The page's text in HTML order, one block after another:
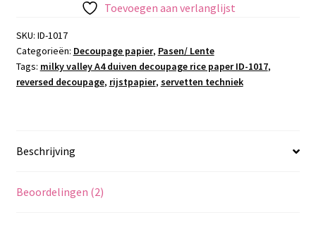
Toevoegen aan verlanglijst
SKU: ID-1017
Categorieën: Decoupage papier, Pasen/ Lente
Tags: milky valley A4 duiven decoupage rice paper ID-1017,
reversed decoupage, rijstpapier, servetten techniek
Beschrijving
Beoordelingen (2)